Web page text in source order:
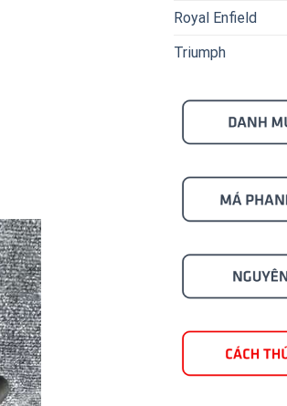
Royal Enfield
Triumph